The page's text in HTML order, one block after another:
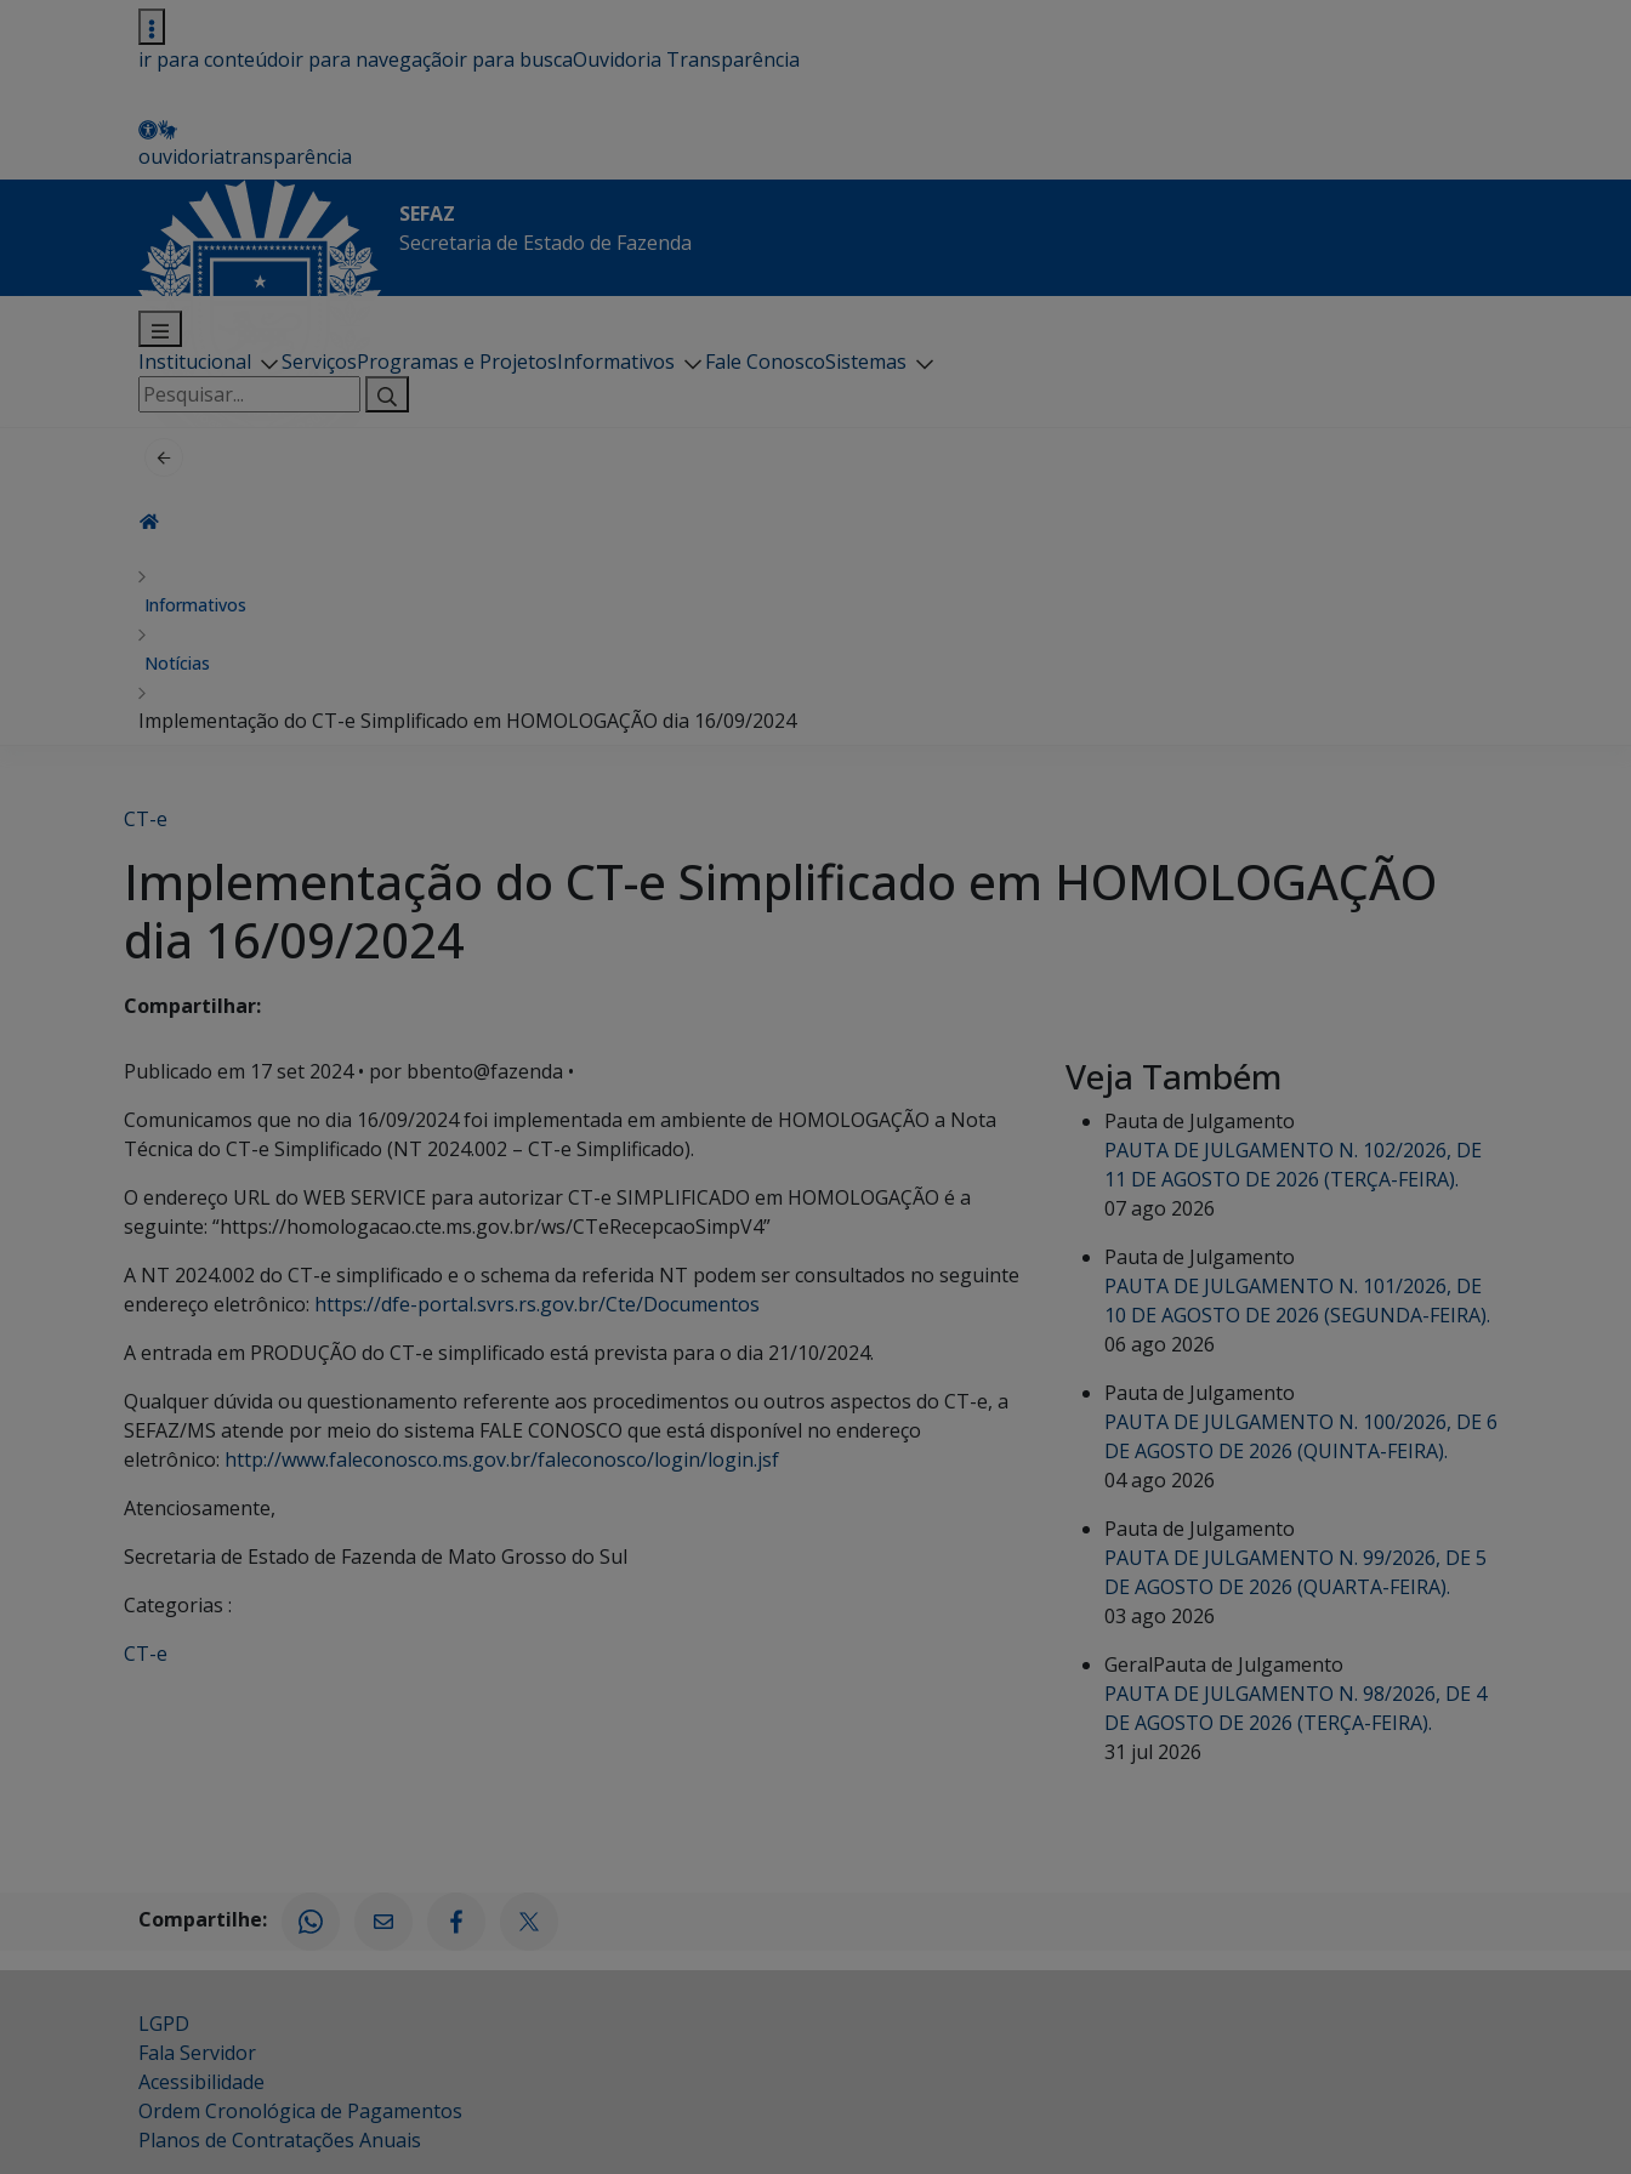
ir para conteúdoir para navegaçãoir para buscaOuvidoria Transparência
ouvidoriatransparência
SEFAZ
Secretaria de Estado de Fazenda
Institucional ServiçosProgramas e ProjetosInformativos Fale ConoscoSistemas
Pesquisar
por:
Informativos
Notícias
Implementação do CT-e Simplificado em HOMOLOGAÇÃO dia 16/09/2024
CT-e
Implementação do CT-e Simplificado em HOMOLOGAÇÃO
dia 16/09/2024
Compartilhar:
Publicado em 17 set 2024• por bbento@fazenda •
Comunicamos que no dia 16/09/2024 foi implementada em ambiente de HOMOLOGAÇÃO a Nota
Técnica do CT-e Simplificado (NT 2024.002 – CT-e Simplificado).
O endereço URL do WEB SERVICE para autorizar CT-e SIMPLIFICADO em HOMOLOGAÇÃO é a
seguinte: “https://homologacao.cte.ms.gov.br/ws/CTeRecepcaoSimpV4”
A NT 2024.002 do CT-e simplificado e o schema da referida NT podem ser consultados no seguinte
endereço eletrônico: https://dfe-portal.svrs.rs.gov.br/Cte/Documentos
A entrada em PRODUÇÃO do CT-e simplificado está prevista para o dia 21/10/2024.
Qualquer dúvida ou questionamento referente aos procedimentos ou outros aspectos do CT-e, a
SEFAZ/MS atende por meio do sistema FALE CONOSCO que está disponível no endereço
eletrônico: http://www.faleconosco.ms.gov.br/faleconosco/login/login.jsf
Atenciosamente,
Secretaria de Estado de Fazenda de Mato Grosso do Sul
Categorias :
CT-e
Veja Também
Pauta de Julgamento
PAUTA DE JULGAMENTO N. 102/2026, DE
11 DE AGOSTO DE 2026 (TERÇA-FEIRA).
07 ago 2026
Pauta de Julgamento
PAUTA DE JULGAMENTO N. 101/2026, DE
10 DE AGOSTO DE 2026 (SEGUNDA-FEIRA).
06 ago 2026
Pauta de Julgamento
PAUTA DE JULGAMENTO N. 100/2026, DE 6
DE AGOSTO DE 2026 (QUINTA-FEIRA).
04 ago 2026
Pauta de Julgamento
PAUTA DE JULGAMENTO N. 99/2026, DE 5
DE AGOSTO DE 2026 (QUARTA-FEIRA).
03 ago 2026
GeralPauta de Julgamento
PAUTA DE JULGAMENTO N. 98/2026, DE 4
DE AGOSTO DE 2026 (TERÇA-FEIRA).
31 jul 2026
Compartilhe:
LGPD
Fala Servidor
Acessibilidade
Ordem Cronológica de Pagamentos
Planos de Contratações Anuais